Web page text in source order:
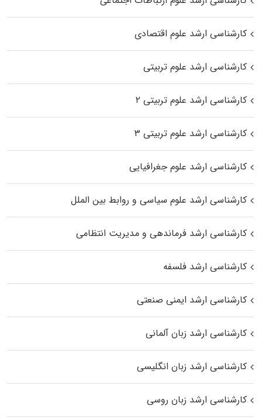
کارشناسی ارشد علوم اقتصادی
کارشناسی ارشد علوم تربیتی
کارشناسی ارشد علوم تربیتی ۲
کارشناسی ارشد علوم تربیتی ۳
کارشناسی ارشد علوم جغرافیایی
کارشناسی ارشد علوم سیاسی و روابط بین الملل
کارشناسی ارشد فرماندهی و مدیریت انتظامی
کارشناسی ارشد فلسفه
کارشناسی ارشد ایمنی صنعتی
کارشناسی ارشد زبان آلمانی
کارشناسی ارشد زبان انگلیسی
کارشناسی ارشد زبان روسی